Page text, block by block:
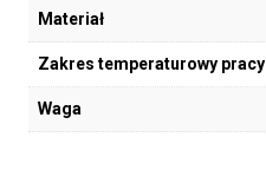
Materiał
Zakres temperaturowy pracy
Waga